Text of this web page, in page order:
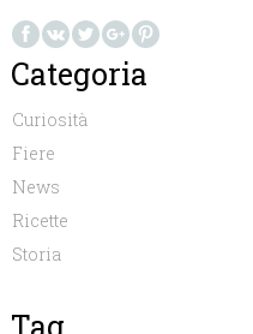
Categoria
Curiosità
Fiere
News
Ricette
Storia